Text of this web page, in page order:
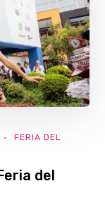
FERIA DEL
del